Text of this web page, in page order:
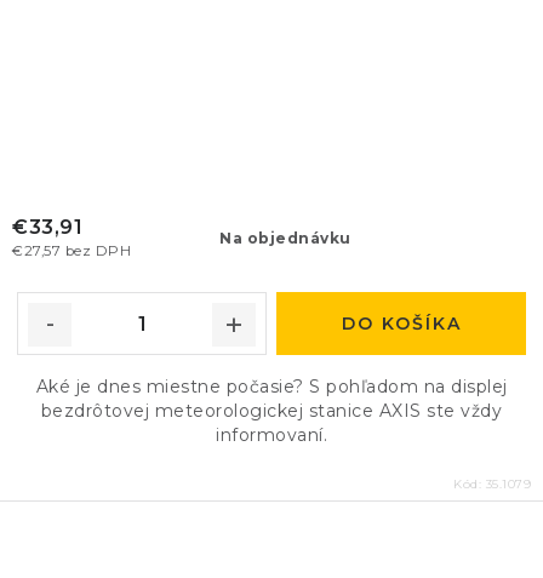
Na objednávku
€27,57 bez DPH
€33,91
DO KOŠÍKA
Aké je dnes miestne počasie? S pohľadom na displej
bezdrôtovej meteorologickej stanice AXIS ste vždy
informovaní.
Kód: 35.1079